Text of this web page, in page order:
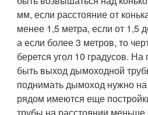
мм, если расстояние от
менее 1,5 метра, если от 1,5
а если более 3 метров, то
берется угол 10 градусов.
быть выход дымоходной
поднимать дымоход нужно
рядом имеются еще